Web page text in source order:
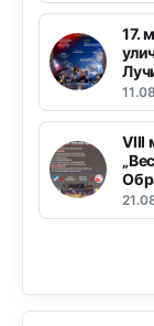
17.
VIII